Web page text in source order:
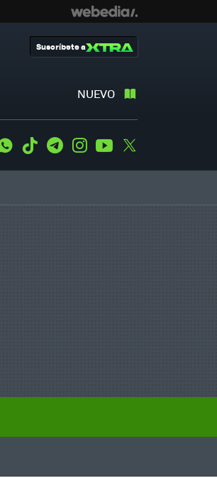
NUEVO
Suscríbete a
WhatsApp
Tiktok TelegramInstagramYoutube